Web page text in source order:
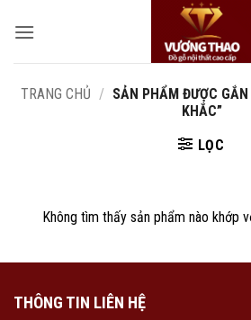
qua
TRANG CHỦ / SẢN PHẨM ĐƯỢC
KHẮC”
LỌC
Không tìm thấy sản phẩm nào khớp
THÔNG TIN LIÊN HỆ